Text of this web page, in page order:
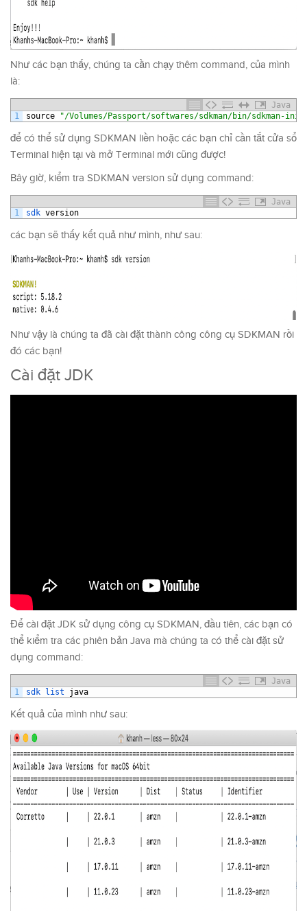
Như các bạn thấy, chúng ta cần chạy thêm command, của mình
là:
Java
1
source "/Volumes/Passport/softwares/sdkman/bin/sdkman-
để có thể sử dụng SDKMAN liền hoặc các bạn chỉ cần tắt cửa sổ
Terminal hiện tại và mở Terminal mới cũng được!
Bây giờ, kiểm tra SDKMAN version sử dụng command:
Java
1
sdk version
các bạn sẽ thấy kết quả như mình, như sau:
Như vậy là chúng ta đã cài đặt thành công công cụ SDKMAN rồi
đó các bạn!
Cài đặt JDK
Để cài đặt JDK sử dụng công cụ SDKMAN, đầu tiên, các bạn có
thể kiểm tra các phiên bản Java mà chúng ta có thể cài đặt sử
dụng command:
Java
1
sdk list java
Kết quả của mình như sau: